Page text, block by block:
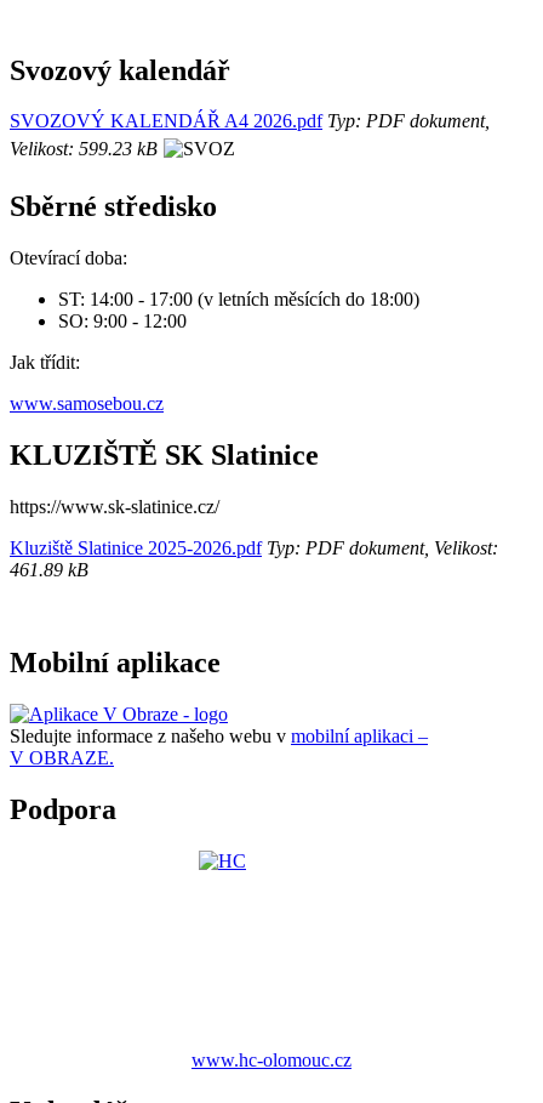
Svozový kalendář
SVOZOVÝ KALENDÁŘ A4 2026.pdfTyp: PDF dokument,
Velikost: 599.23 kB
Sběrné středisko
Otevírací doba:
ST: 14:00 - 17:00 (v letních měsících do 18:00)
SO: 9:00 - 12:00
Jak třídit:
www.samosebou.cz
KLUZIŠTĚ SK Slatinice
https://www.sk-slatinice.cz/
Kluziště Slatinice 2025-2026.pdfTyp: PDF dokument, Velikost:
461.89 kB
Mobilní aplikace
Sledujte informace z našeho webu v mobilní aplikaci –
V OBRAZE.
Podpora
www.hc-olomouc.cz